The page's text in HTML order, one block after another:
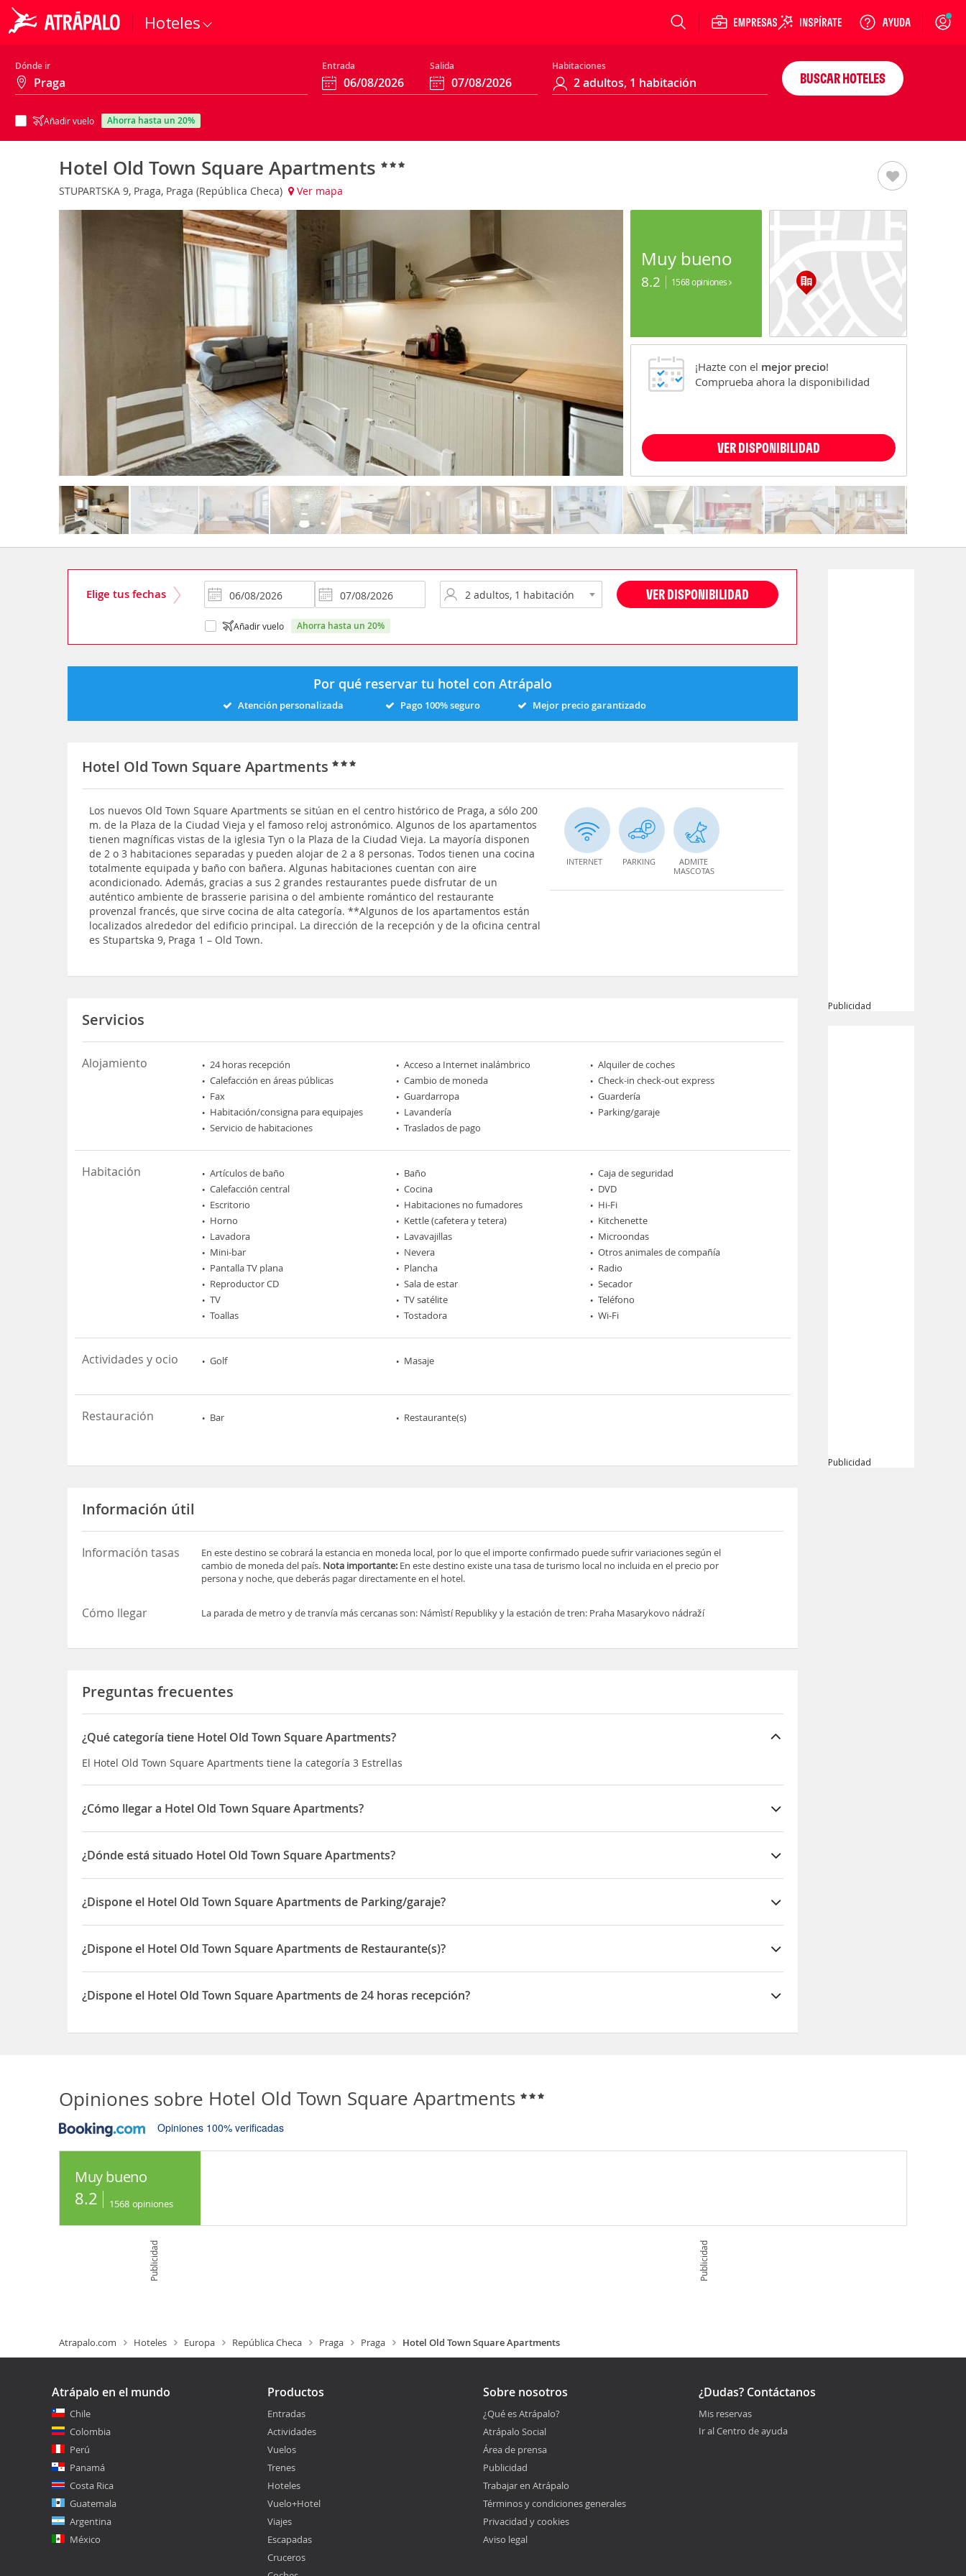
Hoteles Login
Dónde ir Entrada Salida Habitaciones
Añadir vuelo ahorra hasta un 20%
BUSCAR HOTELES
Hotel Old Town Square Apartments
STUPARTSKA 9, Praga, Praga (República Checa) Ver mapa
Muy bueno
8.2 1568 opiniones
¡Hazte con el mejor precio!
Comprueba ahora la disponibilidad
VER DISPONIBILIDAD
Elige tus fechas VER DISPONIBILIDAD
Añadir vuelo ahorra hasta un 20%
Por qué reservar tu hotel con Atrápalo
Atención personalizada Pago 100% seguro Mejor precio garantizado
Hotel Old Town Square Apartments
Los nuevos Old Town Square Apartments se sitúan en el centro histórico de Praga, a sólo 200
m. de la Plaza de la Ciudad Vieja y el famoso reloj astronómico. Algunos de los apartamentos
tienen magníficas vistas de la iglesia Tyn o la Plaza de la Ciudad Vieja. La mayoría disponen
de 2 o 3 habitaciones separadas y pueden alojar de 2 a 8 personas. Todos tienen una cocina
totalmente equipada y baño con bañera. Algunas habitaciones cuentan con aire
acondicionado. Además, gracias a sus 2 grandes restaurantes puede disfrutar de un
auténtico ambiente de brasserie parisina o del ambiente romántico del restaurante
provenzal francés, que sirve cocina de alta categoría. **Algunos de los apartamentos están
localizados alrededor del edificio principal. La dirección de la recepción y de la oficina central
es Stupartska 9, Praga 1 – Old Town.
INTERNET PARKING
ADMITE
MASCOTAS
Servicios
Alojamiento 24 horas recepción Acceso a Internet inalámbrico
Alquiler de coches
Calefacción en áreas públicas
Cambio de moneda
Check-in check-out express
Fax
Guardarropa
Guardería
Habitación/consigna para equipajes
Lavandería
Parking/garaje
Servicio de habitaciones
Traslados de pago
Habitación Artículos de baño Baño
Caja de seguridad
Calefacción central
Cocina
DVD
Escritorio
Habitaciones no fumadores
Hi-Fi
Horno
Kettle (cafetera y tetera)
Kitchenette
Lavadora
Lavavajillas
Microondas
Mini-bar
Nevera
Otros animales de compañía
Pantalla TV plana
Plancha
Radio
Reproductor CD
Sala de estar
Secador
TV
TV satélite
Teléfono
Toallas
Tostadora Wi-Fi
Actividades y ocio Golf Masaje
Restauración Bar Restaurante(s)
Información útil
Información tasas
En este destino se cobrará la estancia en moneda local, por lo que el importe confirmado puede sufrir variaciones según el
cambio de moneda del país. Nota importante: En este destino existe una tasa de turismo local no incluida en el precio por
persona y noche, que deberás pagar directamente en el hotel.
Cómo llegar La parada de metro y de tranvía más cercanas son: Námìstí Republiky y la estación de tren: Praha Masarykovo nádraží
Preguntas frecuentes
¿Qué categoría tiene Hotel Old Town Square Apartments?
El Hotel Old Town Square Apartments tiene la categoría 3 Estrellas
¿Cómo llegar a Hotel Old Town Square Apartments?
La parada de metro y de tranvía más cercanas son: Námìstí Republiky y la estación de tren: Praha Masarykovo nádraží
¿Dónde está situado Hotel Old Town Square Apartments?
El Hotel Old Town Square Apartments está situado en STUPARTSKA 9
¿Dispone el Hotel Old Town Square Apartments de Parking/garaje?
Sí, el Hotel Old Town Square Apartments dispone de Parking/garaje
¿Dispone el Hotel Old Town Square Apartments de Restaurante(s)?
Sí, el Hotel Old Town Square Apartments dispone de Restaurante(s)
¿Dispone el Hotel Old Town Square Apartments de 24 horas recepción?
Publicidad
Publicidad
Opiniones sobre Hotel Old Town Square Apartments
Opiniones 100% verificadas
Muy bueno
8.2 1568 opiniones
Publicidad Publicidad
Atrapalo.com Hoteles Europa República Checa Praga Praga Hotel Old Town Square Apartments
Atrápalo en el mundo
Chile
Colombia
Perú
Panamá
Costa Rica
Guatemala
Argentina
México
Productos
Entradas
Actividades
Vuelos
Trenes
Hoteles
Vuelo+Hotel
Viajes
Escapadas
Cruceros
Sobre nosotros
¿Qué es Atrápalo?
Atrápalo Social
Área de prensa
Publicidad
Trabajar en Atrápalo
Términos y condiciones generales
Privacidad y cookies
Aviso legal
¿Dudas? Contáctanos
Mis reservas
Ir al Centro de ayuda